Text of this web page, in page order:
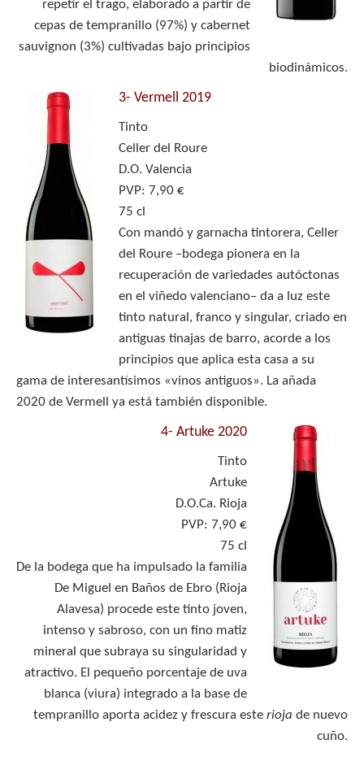
repetir el trago, elaborado a partir de
cepas de tempranillo (97%) y cabernet
sauvignon (3%) cultivadas bajo principios
biodinámicos.
3- Vermell 2019
Tinto
Celler del Roure
D.O. Valencia
PVP: 7,90 €
75 cl
Con mandó y garnacha tintorera, Celler
del Roure –bodega pionera en la
recuperación de variedades autóctonas
en el viñedo valenciano– da a luz este
tinto natural, franco y singular, criado en
antiguas tinajas de barro, acorde a los
principios que aplica esta casa a su
gama de interesantísimos «vinos antiguos». La añada
2020 de Vermell ya está también disponible.
4- Artuke 2020
Tinto
Artuke
D.O.Ca. Rioja
PVP: 7,90 €
75 cl
De la bodega que ha impulsado la familia
De Miguel en Baños de Ebro (Rioja
Alavesa) procede este tinto joven,
intenso y sabroso, con un fino matiz
mineral que subraya su singularidad y
atractivo. El pequeño porcentaje de uva
blanca (viura) integrado a la base de
tempranillo aporta acidez y frescura este rioja de nuevo
cuño.